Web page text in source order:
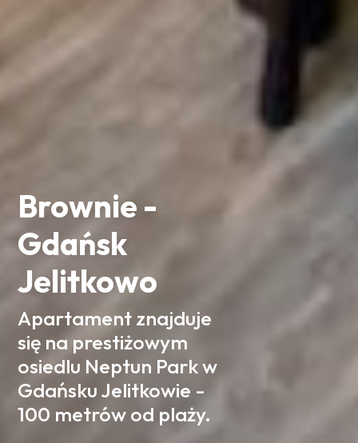
Brownie -
Gdańsk
Jelitkowo
Apartament znajduje
się na prestiżowym
osiedlu Neptun Park w
Gdańsku Jelitkowie -
100 metrów od plaży.